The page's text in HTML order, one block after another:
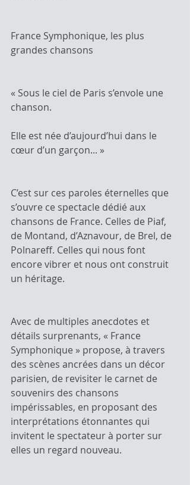
France Symphonique, les plus
grandes chansons
« Sous le ciel de Paris s’envole une
chanson.
Elle est née d’aujourd’hui dans le
cœur d’un garçon... »
C’est sur ces paroles éternelles que
s’ouvre ce spectacle dédié aux
chansons de France. Celles de Piaf,
de Montand, d’Aznavour, de Brel, de
Polnareff. Celles qui nous font
encore vibrer et nous ont construit
un héritage.
Avec de multiples anecdotes et
détails surprenants, « France
Symphonique » propose, à travers
des scènes ancrées dans un décor
parisien, de revisiter le carnet de
souvenirs des chansons
impérissables, en proposant des
interprétations étonnantes qui
invitent le spectateur à porter sur
elles un regard nouveau.